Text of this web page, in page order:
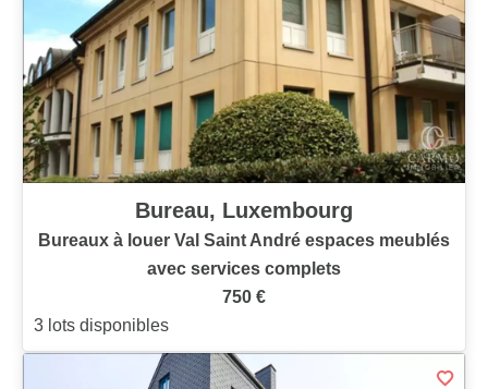
Bureau, Luxembourg
Bureaux à louer Val Saint André espaces meublés
avec services complets
750 €
3 lots disponibles